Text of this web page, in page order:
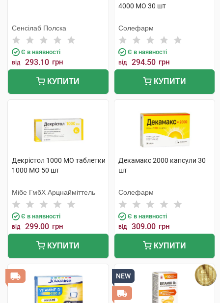
Сенсілаб Полска
Є в наявності
від 293.10 грн
КУПИТИ
4000 МО 30 шт
Солефарм
Є в наявності
від 294.50 грн
КУПИТИ
Декрістол 1000 МО таблетки
1000 МО 50 шт
Мібе ГмбХ Арцнайміттель
Є в наявності
від 299.00 грн
КУПИТИ
Декамакс 2000 капсули 30
шт
Солефарм
Є в наявності
від 309.00 грн
КУПИТИ
NEW